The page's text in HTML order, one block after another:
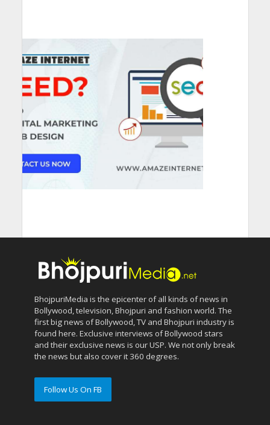
BhojpuriMedia is the epicenter of all kinds of news in
Bollywood, television, Bhojpuri and fashion world. The
first big news of Bollywood, TV and Bhojpuri industry is
found here. Exclusive interviews of Bollywood stars
and their exclusive news is our USP. We not only break
the news but also cover it 360 degrees.
Follow Us On FB